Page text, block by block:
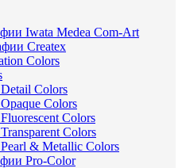
Iwata Medea Com-Art
Createx
Colors
Colors
Colors
Colors
Colors
& Metallic Colors
Pro-Color